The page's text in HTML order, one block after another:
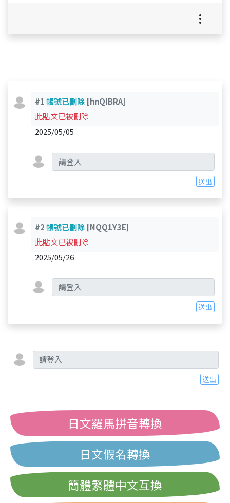
#1帳號已刪除 [hnQIBRA]
此貼文已被刪除
2025/05/05
送出
#2帳號已刪除 [NQQ1Y3E]
此貼文已被刪除
2025/05/26
送出
送出
日文羅馬拼音轉換
日文假名轉換
簡體繁體中文互換